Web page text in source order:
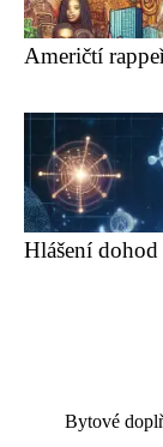
Američtí
Hlášení
Bytové